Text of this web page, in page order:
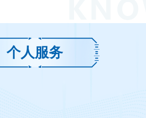
个人服务